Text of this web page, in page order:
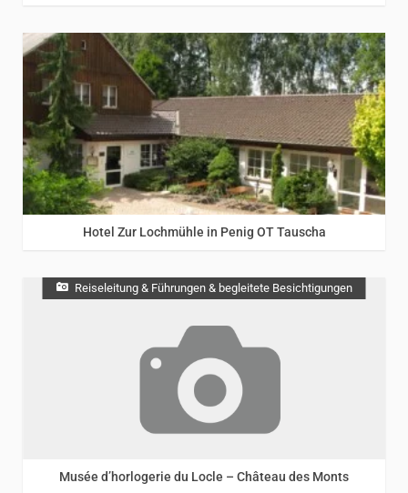
Hotel Zur Lochmühle in Penig OT Tauscha
Reiseleitung & Führungen & begleitete Besichtigungen
Musée d’horlogerie du Locle – Château des Monts